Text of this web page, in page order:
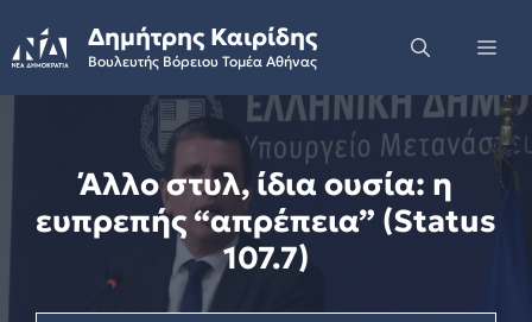
to
content
Δημήτρης Καιρίδης
Βουλευτής Βόρειου Τομέα Αθήνας
Άλλο στυλ, ίδια ουσία: η
ευπρεπής “απρέπεια” (Status
107.7)